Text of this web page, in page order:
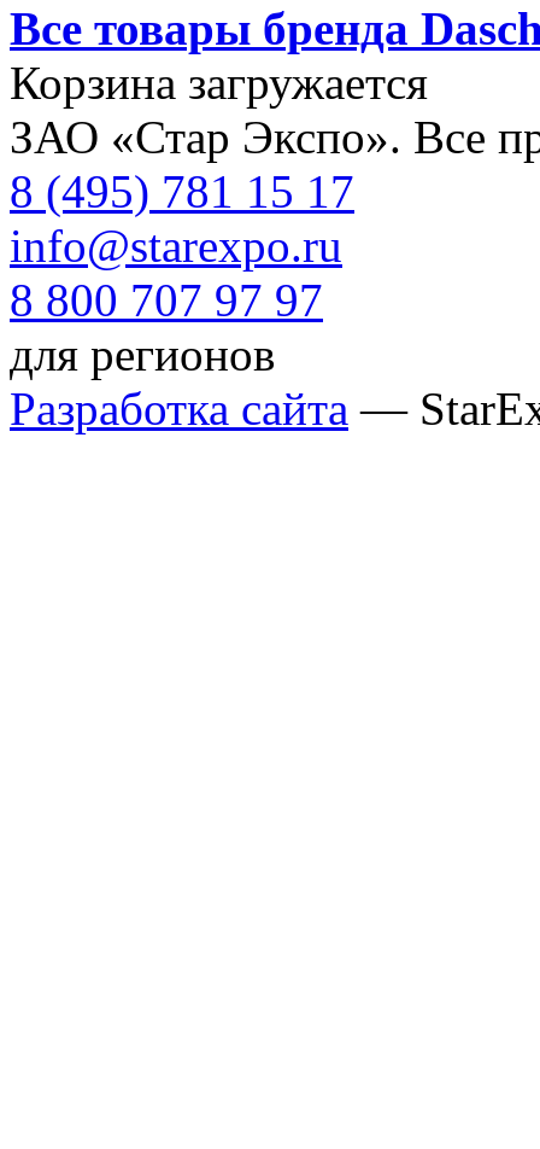
Все товары бренда
Корзина загружается
ЗАО «Стар Экспо». Все
8 (495) 781 15 17
info@starexpo.ru
8 800 707 97 97
для регионов
Разработка сайта —